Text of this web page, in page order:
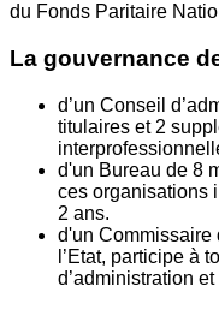
du Fonds Paritaire
La gouvernance
d’un Conseil
titulaires et 2
d'un Bureau de 8
ces organisations
2 ans.
d'un Commissaire
l’Etat, participe à
d’administration